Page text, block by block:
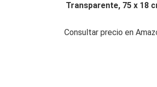
Transparente, 75 x 18
Consultar precio en